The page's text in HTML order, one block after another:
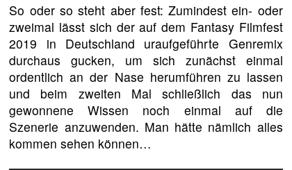
So oder so steht aber fest: Zumindest ein- oder
zweimal lässt sich der auf dem Fantasy Filmfest
2019 in Deutschland uraufgeführte Genremix
durchaus gucken, um sich zunächst einmal
ordentlich an der Nase herumführen zu lassen
und beim zweiten Mal schließlich das nun
gewonnene Wissen noch einmal auf die
Szenerie anzuwenden. Man hätte nämlich alles
kommen sehen können…